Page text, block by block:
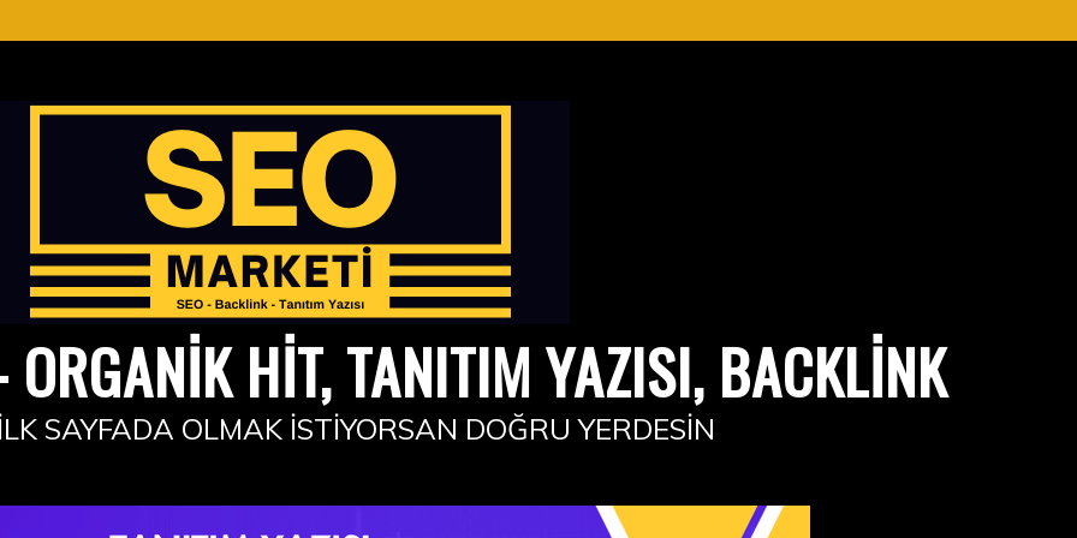
ORGANIK HIT, TANITIM YAZISI, BACKLINK
SAYFADA OLMAK İSTIYORSAN DOĞRU YERDESIN